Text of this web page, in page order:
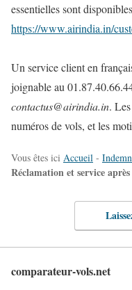
essentielles sont
https://www.airindia.in/
Un service client en
joignable au
contactus@airindia.in.
numéros de vols, et les
Vous êtes ici Accueil -
Réclamation et service
comparateur-vols.net